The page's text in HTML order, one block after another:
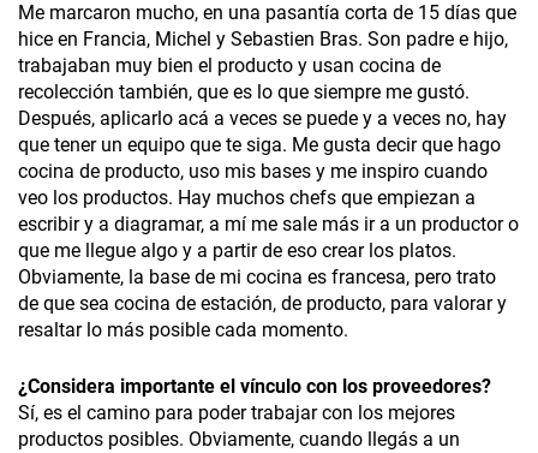
Me marcaron mucho, en una pasantía corta de 15 días que
hice en Francia, Michel y Sebastien Bras. Son padre e hijo,
trabajaban muy bien el producto y usan cocina de
recolección también, que es lo que siempre me gustó.
Después, aplicarlo acá a veces se puede y a veces no, hay
que tener un equipo que te siga. Me gusta decir que hago
cocina de producto, uso mis bases y me inspiro cuando
veo los productos. Hay muchos chefs que empiezan a
escribir y a diagramar, a mí me sale más ir a un productor o
que me llegue algo y a partir de eso crear los platos.
Obviamente, la base de mi cocina es francesa, pero trato
de que sea cocina de estación, de producto, para valorar y
resaltar lo más posible cada momento.
¿Considera importante el vínculo con los proveedores?
Sí, es el camino para poder trabajar con los mejores
productos posibles. Obviamente, cuando llegás a un